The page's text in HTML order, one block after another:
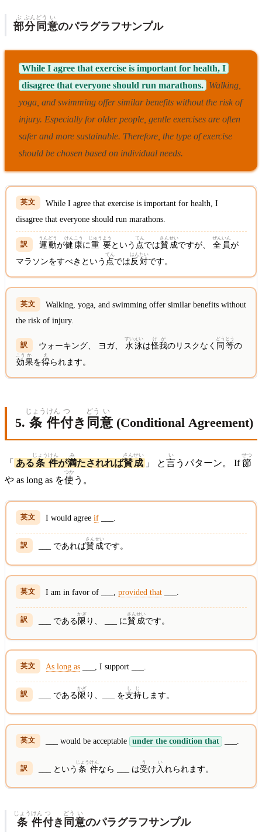
部
ぶ
分
ぶん
同
どう
意
い
のパラグラフサンプル
While I agree that exercise is important for health, I
disagree that everyone should run marathons. Walking,
yoga, and swimming offer similar benefits without the risk of
injury. Especially for older people, gentle exercises are often
safer and more sustainable. Therefore, the type of exercise
should be chosen based on individual needs.
While I agree that exercise is important for health, I
disagree that everyone should run marathons.
運
うん
動
どう
が健
けん
康
こう
に 重
じゅう
要
よう
という 点
てん
では賛
さん
成
せい
ですが、全員
ぜんいん
が
マラソンをすべきという 点
てん
では 反
はん
対
たい
です。
Walking, yoga, and swimming offer similar benefits without
the risk of injury.
ウォーキング、 ヨガ、水
すい
泳
えい
は怪
け
我
が
のリスクなく 同等
どうとう
の
効
こう
果
か
を得
え
られます。
5. 条
じょう
件
けん
付
つ
き 同
どう
意
い
(Conditional Agreement)
「 ある条
じょう
件
けん
が満
み
たされれば賛
さん
成
せい
」 と言
い
うパターン。 If節
せつ
や as long as を使
つか
う。
I would agreeif ___.
___ であれば賛
さん
成
せい
です。
I am in favor of ___,provided that ___.
___ である 限
かぎ
り、 ___ に賛
さん
成
せい
です。
As long as ___, I support ___.
___ である 限
かぎ
り、___ を支
し
持
じ
します。
___ would be acceptable under the condition that ___.
___ という 条
じょう
件
けん
なら ___ は受
う
け 入
い
れられます。
条
じょう
件
けん
付
つ
き 同
どう
意
い
のパラグラフサンプル